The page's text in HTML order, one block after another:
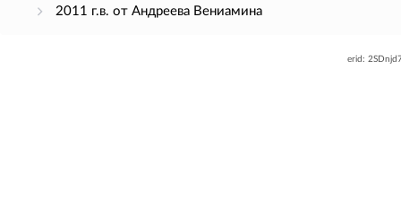
2011 г.в. от Андреева Вениамина
erid: